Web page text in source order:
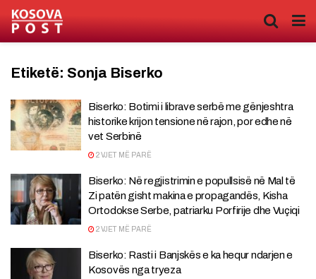
Etiketë: Sonja Biserko
Biserko: Botimi i librave serbë me gënjeshtra
historike krijon tensione në rajon, por edhe në
vet Serbinë
2 VJET MË PARË
Biserko: Në regjistrimin e popullsisë në Mal të
Zi patën gisht makina e propagandës, Kisha
Ortodokse Serbe, patriarku Porfirije dhe Vuçiqi
2 VJET MË PARË
Biserko: Rasti i Banjskës e ka hequr ndarjen e
Kosovës nga tryeza